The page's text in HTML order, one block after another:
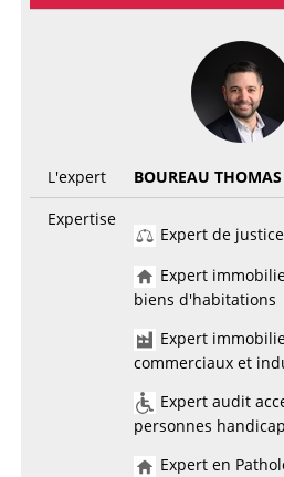
L'expert
BOUREAU THOMAS
Expertise
Expert de
Expert
biens d'habitations
Expert
commerciaux et
Expert audit
personnes
Expert en